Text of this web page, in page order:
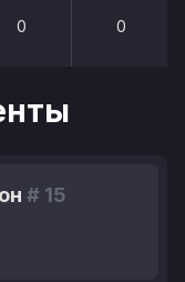
0 0
# 15